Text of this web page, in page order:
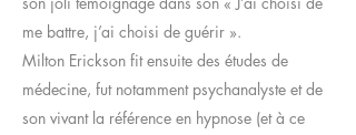
me battre, j’ai choisi de guérir ».
Milton Erickson fit ensuite des études de
médecine, fut notamment psychanalyste et de
son vivant la référence en hypnose (et à ce